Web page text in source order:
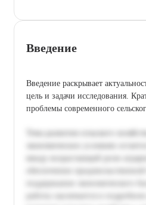
Введение
Введение раскрывает
цель и задачи исследования.
проблемы современного